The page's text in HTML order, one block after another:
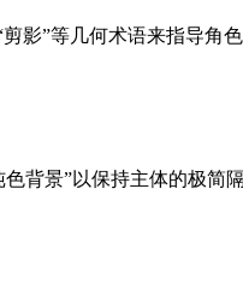
影”等几何术语来指导角色
背景”以保持主体的极简隔